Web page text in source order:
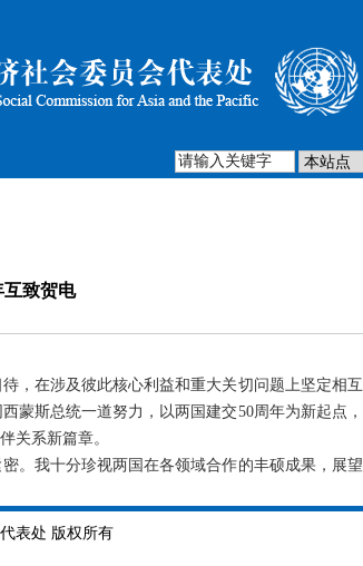
互致贺电
，在涉及彼此核心利益和重大关切问题上坚定相互
蒙斯总统一道努力，以两国建交50周年为新起点，
关系新篇章。
。我十分珍视两国在各领域合作的丰硕成果，展望
表处 版权所有